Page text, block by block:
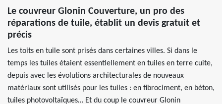
Le couvreur Glonin Couverture, un pro des
réparations de tuile, établit un devis gratuit et
précis
Les toits en tuile sont prisés dans certaines villes. Si dans le
temps les tuiles étaient essentiellement en tuiles en terre cuite,
depuis avec les évolutions architecturales de nouveaux
matériaux sont utilisés pour les tuiles : en fibrociment, en béton,
tuiles photovoltaïques… Et du coup le couvreur Glonin